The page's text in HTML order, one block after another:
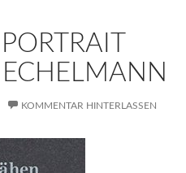
KOMMENTAR HINTERLASSEN